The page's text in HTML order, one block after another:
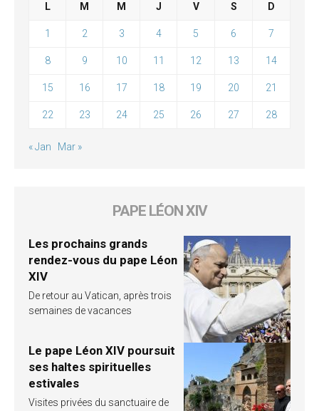
L M M J V S D
1 2 3 4 5 6 7
8 9 10 11 12 13 14
15 16 17 18 19 20 21
22 23 24 25 26 27 28
« Jan Mar »
PAPE LÉON XIV
Les prochains grands
rendez-vous du pape Léon
XIV
De retour au Vatican, après trois
semaines de vacances
Le pape Léon XIV poursuit
ses haltes spirituelles
estivales
Visites privées du sanctuaire de